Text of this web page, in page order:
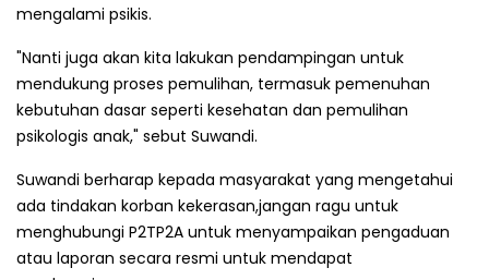
mengalami psikis.
"Nanti juga akan kita lakukan pendampingan untuk
mendukung proses pemulihan, termasuk pemenuhan
kebutuhan dasar seperti kesehatan dan pemulihan
psikologis anak," sebut Suwandi.
Suwandi berharap kepada masyarakat yang mengetahui
ada tindakan korban kekerasan,jangan ragu untuk
menghubungi P2TP2A untuk menyampaikan pengaduan
atau laporan secara resmi untuk mendapat